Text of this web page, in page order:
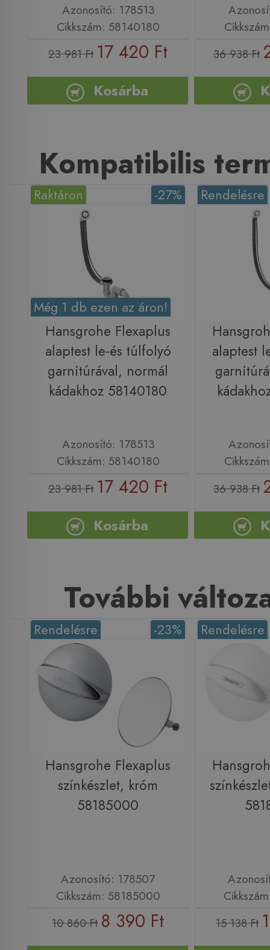
Azonosító: 178513
Cikkszám: 58140180
23 981 Ft 17 420 Ft
Kosárba
36 938 Ft
Kompatibilis
-27%
Raktáron
Még 1 db ezen az áron!
Hansgrohe Flexaplus
alaptest le-és túlfolyó
garnitúrával, normál
kádakhoz 58140180
Azonosító: 178513
Cikkszám: 58140180
23 981 Ft 17 420 Ft
Kosárba
Rendelésre
alaptest
36 938 Ft
További
-23%
Rendelésre
Hansgrohe Flexaplus
színkészlet, króm
58185000
Azonosító: 178507
Cikkszám: 58185000
10 860 Ft 8 390 Ft
Rendelésre
15 138 Ft